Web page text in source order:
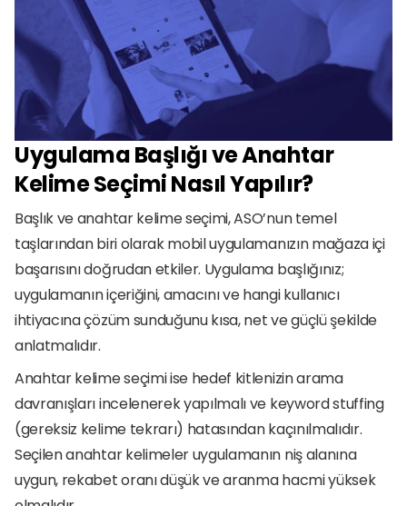
Uygulama Başlığı ve Anahtar
Kelime Seçimi Nasıl Yapılır?
Başlık ve anahtar kelime seçimi, ASO’nun temel
taşlarından biri olarak mobil uygulamanızın mağaza içi
başarısını doğrudan etkiler. Uygulama başlığınız;
uygulamanın içeriğini, amacını ve hangi kullanıcı
ihtiyacına çözüm sunduğunu kısa, net ve güçlü şekilde
anlatmalıdır.
Anahtar kelime seçimi ise hedef kitlenizin arama
davranışları incelenerek yapılmalı ve keyword stuffing
(gereksiz kelime tekrarı) hatasından kaçınılmalıdır.
Seçilen anahtar kelimeler uygulamanın niş alanına
uygun, rekabet oranı düşük ve aranma hacmi yüksek